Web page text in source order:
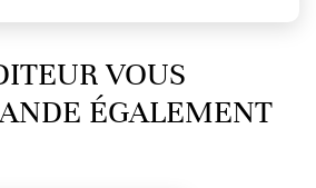
VOUS
ÉGALEMENT